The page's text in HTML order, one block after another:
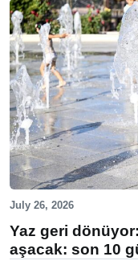
July 26, 2026
Yaz geri
aşacak: son 10